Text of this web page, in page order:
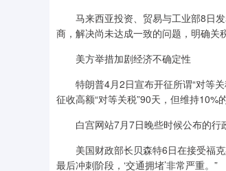
马来西亚投资、贸易与工业部8日发
商，解决尚未达成一致的问题，明确关
美方举措加剧经济不确定性
特朗普4月2日宣布开征所谓“对等关
征收高额“对等关税”90天，但维持10%的
白宫网站7月7日晚些时候公布的行政
美国财政部长贝森特6日在接受福克
最后冲刺阶段，‘交通拥堵’非常严重。”